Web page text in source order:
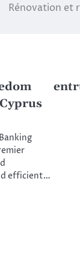
Rénovation et
efficient…